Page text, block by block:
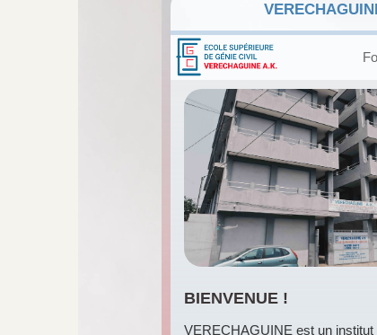
BIENVENUE !
VERECHAGUINE est un institut